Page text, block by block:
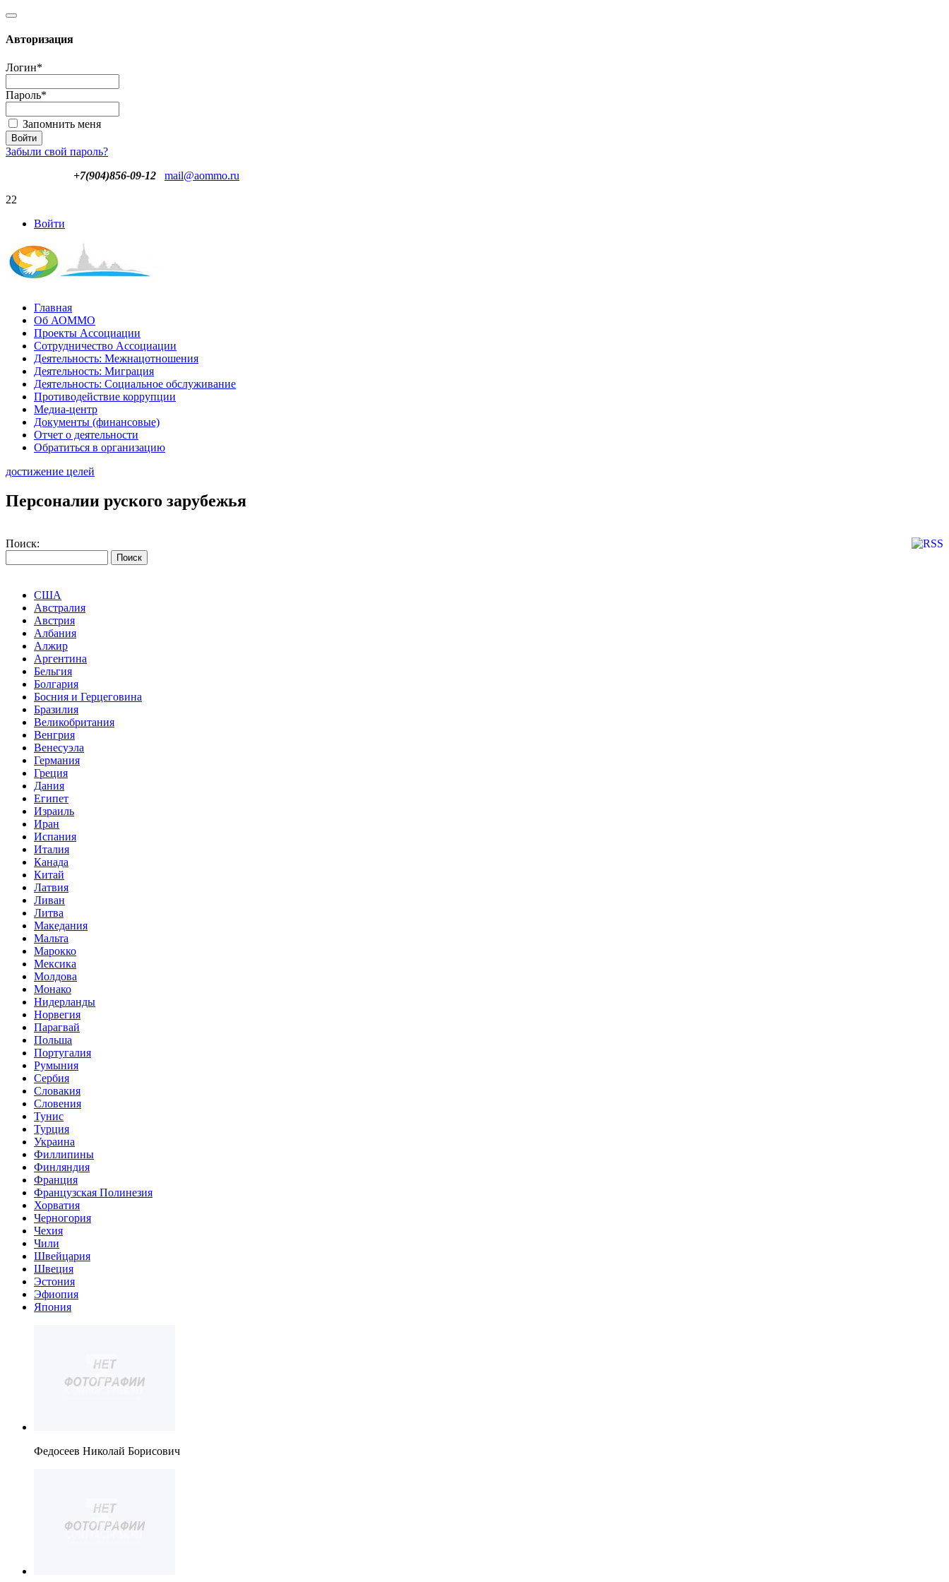
Авторизация
Логин*
Пароль*
Запомнить меня
Забыли свой пароль?
+7(904)856-09-12
mail@aommo.ru
22
Войти
Главная
Об АОММО
Проекты Ассоциации
Сотрудничество Ассоциации
Деятельность: Межнацотношения
Деятельность: Миграция
Деятельность: Социальное обслуживание
Противодействие коррупции
Медиа-центр
Документы (финансовые)
Отчет о деятельности
Обратиться в организацию
достижение целей
Персоналии руского зарубежья
Поиск:
США
Австралия
Австрия
Албания
Алжир
Аргентина
Бельгия
Болгария
Босния и Герцеговина
Бразилия
Великобритания
Венгрия
Венесуэла
Германия
Греция
Дания
Египет
Израиль
Иран
Испания
Италия
Канада
Китай
Латвия
Ливан
Литва
Македания
Мальта
Марокко
Мексика
Молдова
Монако
Нидерланды
Норвегия
Парагвай
Польша
Португалия
Румыния
Сербия
Словакия
Словения
Тунис
Турция
Украина
Филлипины
Финляндия
Франция
Французская Полинезия
Хорватия
Черногория
Чехия
Чили
Швейцария
Швеция
Эстония
Эфиопия
Япония
Федосеев Николай Борисович